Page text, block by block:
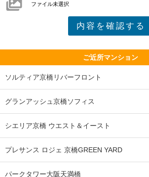
ファイル未選択
ご近所マンション
ソルティア京橋リバーフロント
グランアッシュ京橋ソフィス
シエリア京橋 ウエスト＆イースト
プレサンス ロジェ 京橋GREEN YARD
パークタワー大阪天満橋